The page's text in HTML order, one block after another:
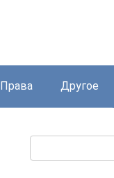
Права Другое